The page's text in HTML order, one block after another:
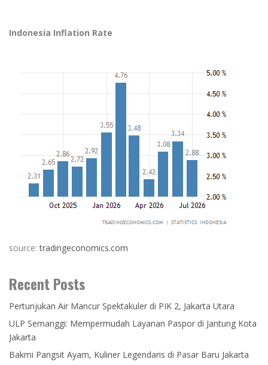
Indonesia Inflation Rate
source:tradingeconomics.com
Recent Posts
Pertunjukan Air Mancur Spektakuler di PIK 2, Jakarta Utara
ULP Semanggi: Mempermudah Layanan Paspor di Jantung Kota
Jakarta
Bakmi Pangsit Ayam, Kuliner Legendaris di Pasar Baru Jakarta